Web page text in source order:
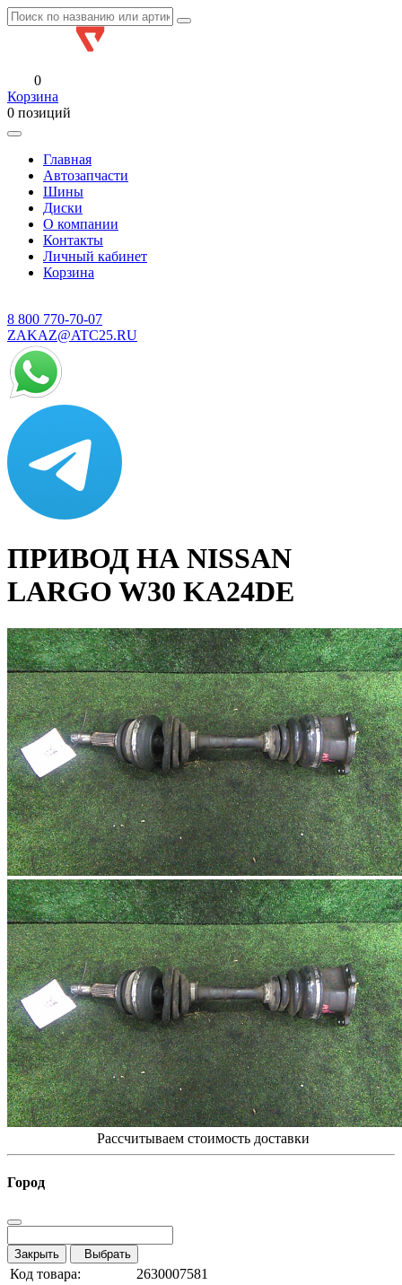
0
Корзина
0 позиций
Главная
Автозапчасти
Шины
Диски
О компании
Контакты
Личный кабинет
Корзина
8 800 770-70-07
ZAKAZ@ATC25.RU
ПРИВОД НА NISSAN
LARGO W30 KA24DE
Рассчитываем стоимость доставки
Город
Закрыть Выбрать
Код товара:
2630007581